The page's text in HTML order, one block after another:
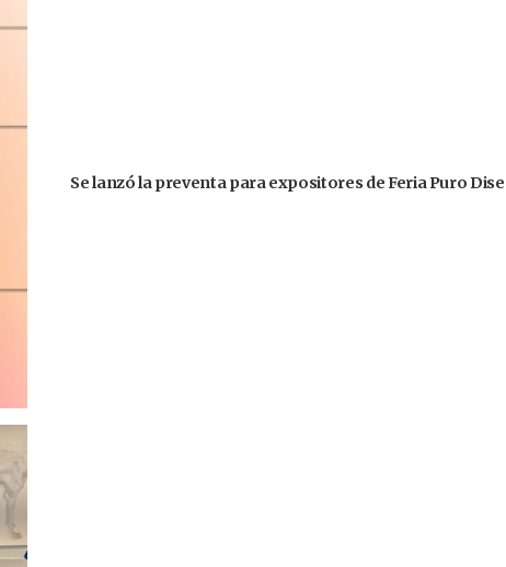
Se lanzó la preventa para expositores de Feria Puro